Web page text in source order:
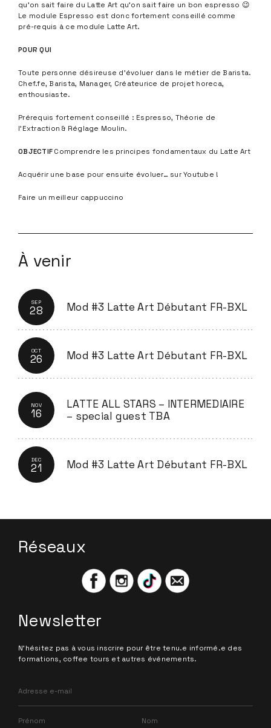
qu’on sait faire du Latte Art qu’on sait faire un bon espresso 😉
Le module Espresso est donc fortement conseillé comme
pré-requis à ce module Latte Art.
POUR QUI
Toute personne désireuse d’évoluer dans le métier de Barista.
Chef.fe, Barista, Manager, Créateurice de projet horeca,
enthousiaste.
Prérequis fortement conseillé : Espresso, Théorie de
l’Extraction & Réglage Moulin.
OBJECTIF Comprendre les principes fondamentaux du Latte Art
Acquérir une base pour ensuite évoluer… sur Youtube !
Faire un meilleur cappuccino
À venir
SEP
28 Mod #3 Latte Art Débutant FR-BXL
OCT
26 Mod #3 Latte Art Débutant FR-BXL
NOV
16
LATTE ALL STARS – INTERMEDIAIRE
– special guest TBA
DEC
21 Mod #3 Latte Art Débutant FR-BXL
Réseaux
Newsletter
N'hésitez pas à vous inscrire pour être tenu.e informé.e des
formations, coffee tours et autres événements.